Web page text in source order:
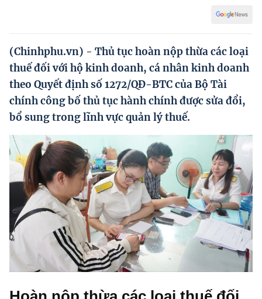
Phát triển kinh tế tư nhân và doanh nghiệp dân tộc
Ocop và chuỗi giá trị Nông sản
Kinh tế tư nhân
Doanh nghiệp dân tộc
Khác
Video
Photo
(Chinhphu.vn) - Thủ tục hoàn nộp thừa các loại
thuế đối với hộ kinh doanh, cá nhân kinh doanh
theo Quyết định số 1272/QĐ-BTC của Bộ Tài
chính công bố thủ tục hành chính được sửa đổi,
bổ sung trong lĩnh vực quản lý thuế.